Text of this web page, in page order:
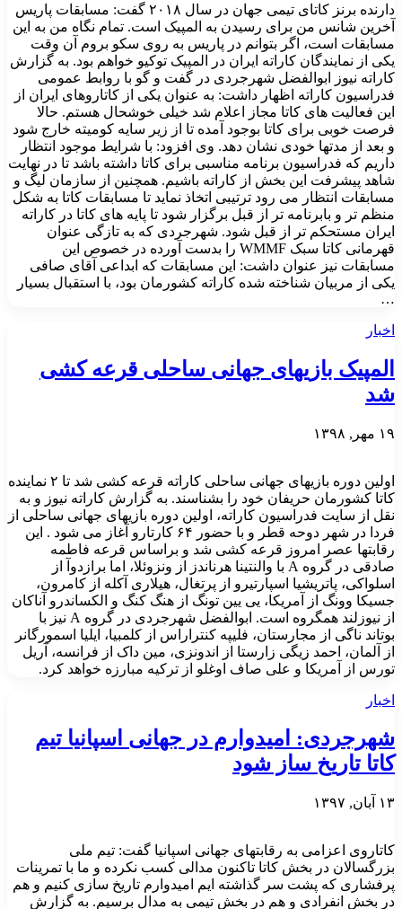
دارنده برنز کاتای تیمی جهان در سال ۲۰۱۸ گفت: مسابقات پاریس
آخرین شانس من برای رسیدن به المپیک است. تمام نگاه من به این
مسابقات است، اگر بتوانم در پاریس به روی سکو بروم آن وقت
یکی از نمایندگان کاراته ایران در المپیک توکیو خواهم بود. به گزارش
کاراته نیوز ابوالفضل شهرجردی در گفت و گو با روابط عمومی
فدراسیون کاراته اظهار داشت: به عنوان یکی از کاتاروهای ایران از
این فعالیت های کاتا مجاز اعلام شد خیلی خوشحال هستم. حالا
فرصت خوبی برای کاتا بوجود آمده تا از زیر سایه کومیته خارج شود
و بعد از مدتها خودی نشان دهد. وی افزود: با شرایط موجود انتظار
داریم که فدراسیون برنامه مناسبی برای کاتا داشته باشد تا در نهایت
شاهد پیشرفت این بخش از کاراته باشیم. همچنین از سازمان لیگ و
مسابقات انتظار می رود ترتیبی اتخاذ نماید تا مسابقات کاتا به شکل
منظم تر و بابرنامه تر از قبل برگزار شود تا پایه های کاتا در کاراته
ایران مستحکم تر از قبل شود. شهرجردی که به تازگی عنوان
قهرمانی کاتا سبک WMMF را بدست آورده در خصوص این
مسابقات نیز عنوان داشت: این مسابقات که ابداعی آقای صافی
یکی از مربیان شناخته شده کاراته کشورمان بود، با استقبال بسیار
…
اخبار
المپیک بازیهای جهانی ساحلی قرعه کشی
شد
۱۹ مهر, ۱۳۹۸
اولین دوره بازیهای جهانی ساحلی کاراته قرعه کشی شد تا ۲ نماینده
کاتا کشورمان حریفان خود را بشناسند. به گزارش کاراته نیوز و به
نقل از سایت فدراسیون کاراته، اولین دوره بازیهای جهانی ساحلی از
فردا در شهر دوحه قطر و با حضور ۶۴ کارتارو آغاز می شود . این
رقابتها عصر امروز قرعه کشی شد و براساس قرعه فاطمه
صادقی در گروه A با والنتینا هرناندز از ونزوئلا، اما برازدوآ از
اسلواکی، پاتریشیا اسپارتیرو از پرتغال، هیلاری آکله از کامرون،
جسیکا وونگ از آمریکا، یی یین تونگ از هنگ کنگ و الکساندرو آناکان
از نیوزلند همگروه است. ابوالفضل شهرجردی در گروه A نیز با
بوتاند ناگی از مجارستان، فلیپه کنتراراس از کلمبیا، ایلیا اسمورگانر
از آلمان، احمد زیگی زارستا از اندونزی، مین داک از فرانسه، آریل
تورس از آمریکا و علی صاف اوغلو از ترکیه مبارزه خواهد کرد.
اخبار
شهرجردی: امیدوارم در جهانی اسپانیا تیم
کاتا تاریخ ساز شود
۱۳ آبان, ۱۳۹۷
کاتاروی اعزامی به رقابتهای جهانی اسپانیا گفت: تیم ملی
بزرگسالان در بخش کاتا تاکنون مدالی کسب نکرده و ما با تمرینات
پرفشاری که پشت سر گذاشته ایم امیدوارم تاریخ سازی کنیم و هم
در بخش انفرادی و هم در بخش تیمی به مدال برسیم. به گزارش